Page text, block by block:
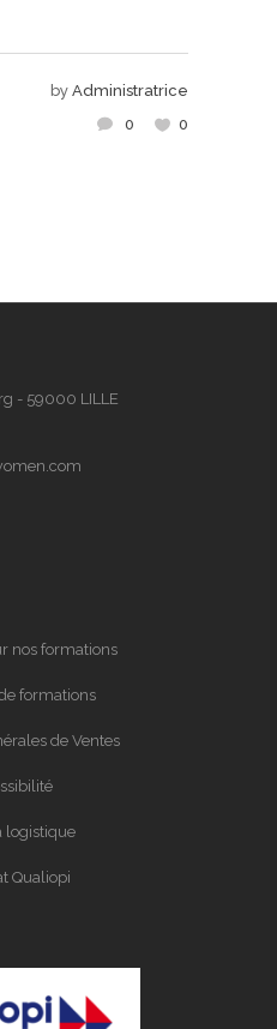
by Administratrice
0
0
- 59000 LILLE
nos formations
formations
de Ventes
logistique
Qualiopi